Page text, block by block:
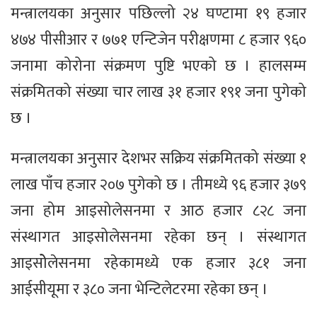
मन्त्रालयका अनुसार पछिल्लो २४ घण्टामा १९ हजार
४७४ पीसीआर र ७७१ एन्टिजेन परीक्षणमा ८ हजार ९६०
जनामा कोरोना संक्रमण पुष्टि भएको छ । हालसम्म
संक्रमितको संख्या चार लाख ३१ हजार १९१ जना पुगेको
छ ।
मन्त्रालयका अनुसार देशभर सक्रिय संक्रमितको संख्या १
लाख पाँच हजार २०७ पुगेको छ । तीमध्ये ९६ हजार ३७९
जना होम आइसोलेसनमा र आठ हजार ८२८ जना
संस्थागत आइसोलेसनमा रहेका छन् । संस्थागत
आइसोेलेसनमा रहेकामध्ये एक हजार ३८१ जना
आईसीयूमा र ३८० जना भेन्टिलेटरमा रहेका छन् ।